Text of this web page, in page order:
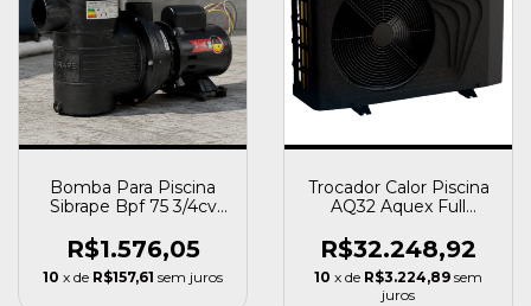
Bomba Para Piscina
Sibrape Bpf 75 3/4cv
R$1.576,05
10 x de R$157,61 sem juros
Trocador Calor Piscina
AQ32 Aquex Full
R$32.248,92
10 x de R$3.224,89 sem
juros